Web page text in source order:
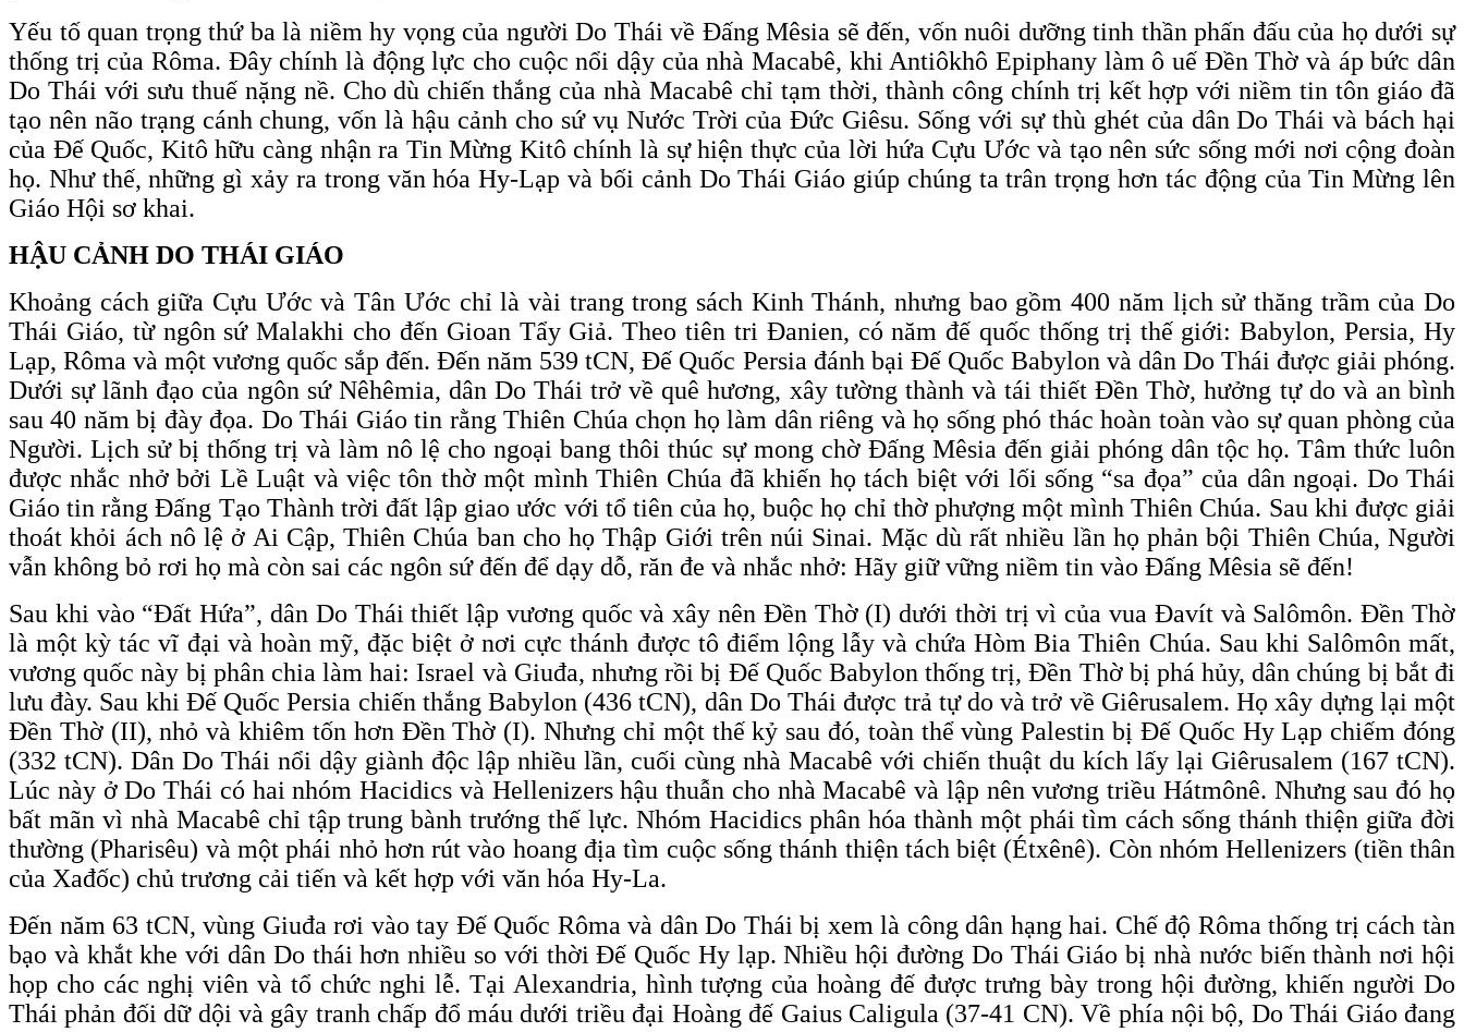
Yếu tố quan trọng thứ ba là niềm hy vọng của người Do Thái về Đấng Mêsia sẽ đến, vốn nuôi dưỡng tinh thần phấn đấu của họ dưới sự
thống trị của Rôma. Đây chính là động lực cho cuộc nổi dậy của nhà Macabê, khi Antiôkhô Epiphany làm ô uế Đền Thờ và áp bức dân
Do Thái với sưu thuế nặng nề. Cho dù chiến thắng của nhà Macabê chỉ tạm thời, thành công chính trị kết hợp với niềm tin tôn giáo đã
tạo nên não trạng cánh chung, vốn là hậu cảnh cho sứ vụ Nước Trời của Đức Giêsu. Sống với sự thù ghét của dân Do Thái và bách hại
của Đế Quốc, Kitô hữu càng nhận ra Tin Mừng Kitô chính là sự hiện thực của lời hứa Cựu Ước và tạo nên sức sống mới nơi cộng đoàn
họ. Như thế, những gì xảy ra trong văn hóa Hy-Lạp và bối cảnh Do Thái Giáo giúp chúng ta trân trọng hơn tác động của Tin Mừng lên
Giáo Hội sơ khai.
HẬU CẢNH DO THÁI GIÁO
Khoảng cách giữa Cựu Ước và Tân Ước chỉ là vài trang trong sách Kinh Thánh, nhưng bao gồm 400 năm lịch sử thăng trầm của Do
Thái Giáo, từ ngôn sứ Malakhi cho đến Gioan Tẩy Giả. Theo tiên tri Đanien, có năm đế quốc thống trị thế giới: Babylon, Persia, Hy
Lạp, Rôma và một vương quốc sắp đến. Đến năm 539 tCN, Đế Quốc Persia đánh bại Đế Quốc Babylon và dân Do Thái được giải phóng.
Dưới sự lãnh đạo của ngôn sứ Nêhêmia, dân Do Thái trở về quê hương, xây tường thành và tái thiết Đền Thờ, hưởng tự do và an bình
sau 40 năm bị đày đọa. Do Thái Giáo tin rằng Thiên Chúa chọn họ làm dân riêng và họ sống phó thác hoàn toàn vào sự quan phòng của
Người. Lịch sử bị thống trị và làm nô lệ cho ngoại bang thôi thúc sự mong chờ Đấng Mêsia đến giải phóng dân tộc họ. Tâm thức luôn
được nhắc nhở bởi Lề Luật và việc tôn thờ một mình Thiên Chúa đã khiến họ tách biệt với lối sống “sa đọa” của dân ngoại. Do Thái
Giáo tin rằng Đấng Tạo Thành trời đất lập giao ước với tổ tiên của họ, buộc họ chỉ thờ phượng một mình Thiên Chúa. Sau khi được giải
thoát khỏi ách nô lệ ở Ai Cập, Thiên Chúa ban cho họ Thập Giới trên núi Sinai. Mặc dù rất nhiều lần họ phản bội Thiên Chúa, Người
vẫn không bỏ rơi họ mà còn sai các ngôn sứ đến để dạy dỗ, răn đe và nhắc nhở: Hãy giữ vững niềm tin vào Đấng Mêsia sẽ đến!
Sau khi vào “Đất Hứa”, dân Do Thái thiết lập vương quốc và xây nên Đền Thờ (I) dưới thời trị vì của vua Đavít và Salômôn. Đền Thờ
là một kỳ tác vĩ đại và hoàn mỹ, đặc biệt ở nơi cực thánh được tô điểm lộng lẫy và chứa Hòm Bia Thiên Chúa. Sau khi Salômôn mất,
vương quốc này bị phân chia làm hai: Israel và Giuđa, nhưng rồi bị Đế Quốc Babylon thống trị, Đền Thờ bị phá hủy, dân chúng bị bắt đi
lưu đày. Sau khi Đế Quốc Persia chiến thắng Babylon (436 tCN), dân Do Thái được trả tự do và trở về Giêrusalem. Họ xây dựng lại một
Đền Thờ (II), nhỏ và khiêm tốn hơn Đền Thờ (I). Nhưng chỉ một thế kỷ sau đó, toàn thể vùng Palestin bị Đế Quốc Hy Lạp chiếm đóng
(332 tCN). Dân Do Thái nổi dậy giành độc lập nhiều lần, cuối cùng nhà Macabê với chiến thuật du kích lấy lại Giêrusalem (167 tCN).
Lúc này ở Do Thái có hai nhóm Hacidics và Hellenizers hậu thuẫn cho nhà Macabê và lập nên vương triều Hátmônê. Nhưng sau đó họ
bất mãn vì nhà Macabê chỉ tập trung bành trướng thế lực. Nhóm Hacidics phân hóa thành một phái tìm cách sống thánh thiện giữa đời
thường (Pharisêu) và một phái nhỏ hơn rút vào hoang địa tìm cuộc sống thánh thiện tách biệt (Étxênê). Còn nhóm Hellenizers (tiền thân
của Xađốc) chủ trương cải tiến và kết hợp với văn hóa Hy-La.
Đến năm 63 tCN, vùng Giuđa rơi vào tay Đế Quốc Rôma và dân Do Thái bị xem là công dân hạng hai. Chế độ Rôma thống trị cách tàn
bạo và khắt khe với dân Do thái hơn nhiều so với thời Đế Quốc Hy lạp. Nhiều hội đường Do Thái Giáo bị nhà nước biến thành nơi hội
họp cho các nghị viên và tổ chức nghi lễ. Tại Alexandria, hình tượng của hoàng đế được trưng bày trong hội đường, khiến người Do
Thái phản đối dữ dội và gây tranh chấp đổ máu dưới triều đại Hoàng đế Gaius Caligula (37-41 CN). Về phía nội bộ, Do Thái Giáo đang